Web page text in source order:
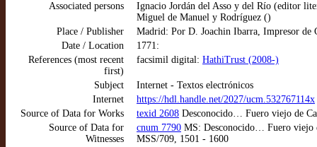
Associated persons
Ignacio Jordán del Asso y del Río (editor
Miguel de Manuel y Rodríguez ()
Place / Publisher
Madrid: Por D. Joachin Ibarra, Impresor de
Date / Location
1771:
References (most recent
first)
facsimil digital: HathiTrust (2008-)
Subject
Internet - Textos electrónicos
Internet
https://hdl.handle.net/2027/ucm.532767114x
Source of Data for Works
texid 2608 Desconocido… Fuero viejo de
Source of Data for
Witnesses
cnum 7790 MS: Desconocido… Fuero viejo
MSS/709, 1501 - 1600